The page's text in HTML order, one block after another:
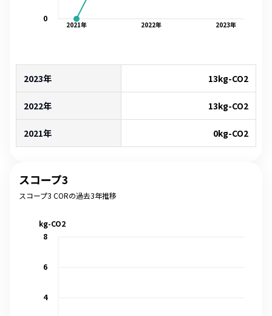
2021年 2022年 2023年
0
2023年 13kg-CO2
2022年 13kg-CO2
2021年 0kg-CO2
スコープ3
スコープ3 CORの過去3年推移
4
6
8
kg-CO2